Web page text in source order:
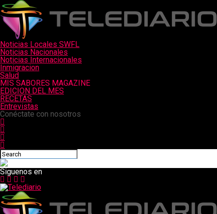
Noticias Locales SWFL
Noticias Nacionales
Noticias Internacionales
Inmigracion
Salud
MIS SABORES MAGAZINE
EDICION DEL MES
RECETAS
Entrevistas
Conéctate con nosotros
Siguenos en